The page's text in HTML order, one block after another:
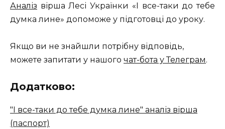
Аналіз вірша Лесі Українки «І все-таки до тебе
думка лине» допоможе у підготовці до уроку.
Якщо ви не знайшли потрібну відповідь,
можете запитати у нашого чат-бота у Телеграм.
Додатково:
"І все-таки до тебе думка лине" аналіз вірша
(паспорт)